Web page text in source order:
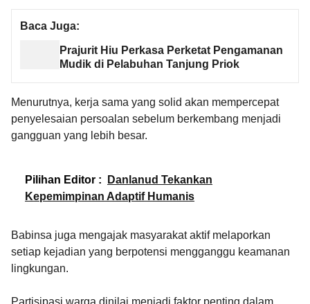
Baca Juga:
Prajurit Hiu Perkasa Perketat Pengamanan
Mudik di Pelabuhan Tanjung Priok
Menurutnya, kerja sama yang solid akan mempercepat
penyelesaian persoalan sebelum berkembang menjadi
gangguan yang lebih besar.
Pilihan Editor :
Danlanud Tekankan
Kepemimpinan Adaptif Humanis
Babinsa juga mengajak masyarakat aktif melaporkan
setiap kejadian yang berpotensi mengganggu keamanan
lingkungan.